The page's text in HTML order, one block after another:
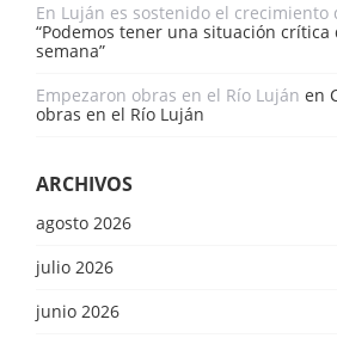
En Luján es sostenido el crecimiento
“Podemos tener una situación
semana”
Empezaron obras en el Río Luján en
obras en el Río Luján
ARCHIVOS
agosto 2026
julio 2026
junio 2026